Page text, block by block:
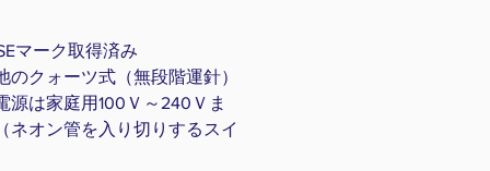
マーク取得済み
のクォーツ式（無段階運針）
源は家庭用100Ｖ～240Ｖま
ネオン管を入り切りするスイ